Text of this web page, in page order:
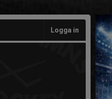
Logga in